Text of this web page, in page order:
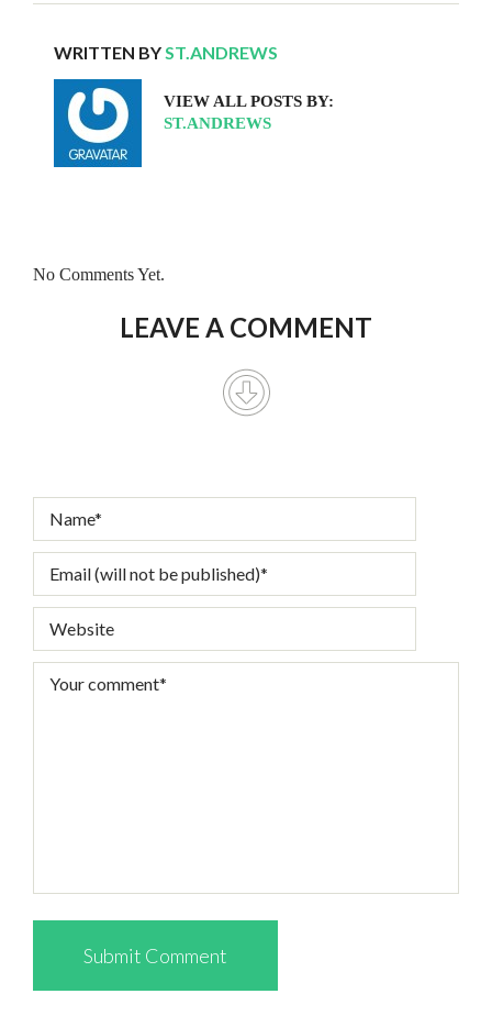
WRITTEN BYST.ANDREWS
VIEW ALL POSTS BY:
ST.ANDREWS
No Comments Yet.
LEAVE A COMMENT